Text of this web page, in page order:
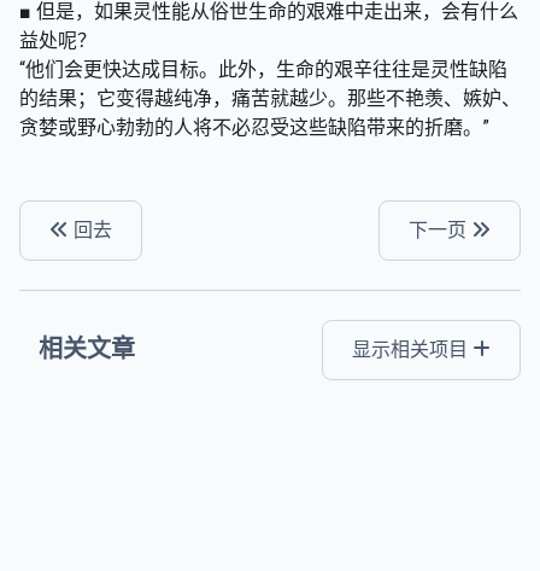
■ 但是，如果灵性能从俗世生命的艰难中走出来，会有什么
益处呢？
“他们会更快达成目标。此外，生命的艰辛往往是灵性缺陷
的结果；它变得越纯净，痛苦就越少。那些不艳羡、嫉妒、
贪婪或野心勃勃的人将不必忍受这些缺陷带来的折磨。”
回去 下一页
相关文章 显示相关项目